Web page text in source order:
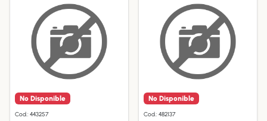
No Disponible
Cod.: 443257
No Disponible
Cod.: 482137